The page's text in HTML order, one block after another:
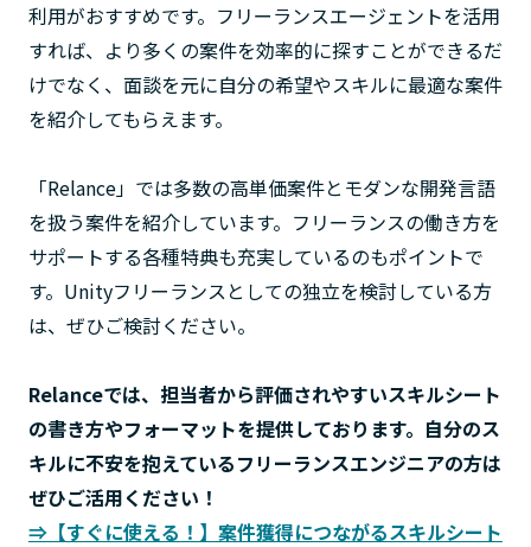
利用がおすすめです。フリーランスエージェントを活用
すれば、より多くの案件を効率的に探すことができるだ
けでなく、面談を元に自分の希望やスキルに最適な案件
を紹介してもらえます。
「Relance」では多数の高単価案件とモダンな開発言語
を扱う案件を紹介しています。フリーランスの働き方を
サポートする各種特典も充実しているのもポイントで
す。Unityフリーランスとしての独立を検討している方
は、ぜひご検討ください。
Relanceでは、担当者から評価されやすいスキルシート
の書き方やフォーマットを提供しております。自分のス
キルに不安を抱えているフリーランスエンジニアの方は
ぜひご活用ください！
⇒【すぐに使える！】案件獲得につながるスキルシート